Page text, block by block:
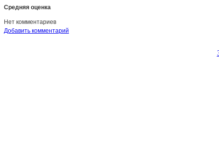
Средняя оценка
Нет комментариев
Добавить комментарий